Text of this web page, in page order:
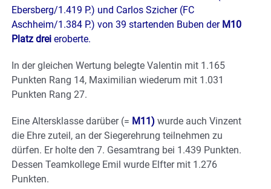
Ebersberg/1.419 P.) und Carlos Szicher (FC
Aschheim/1.384 P.) von 39 startenden Buben der M10
Platz drei eroberte.
In der gleichen Wertung belegte Valentin mit 1.165
Punkten Rang 14, Maximilian wiederum mit 1.031
Punkten Rang 27.
Eine Altersklasse darüber (= M11) wurde auch Vinzent
die Ehre zuteil, an der Siegerehrung teilnehmen zu
dürfen. Er holte den 7. Gesamtrang bei 1.439 Punkten.
Dessen Teamkollege Emil wurde Elfter mit 1.276
Punkten.